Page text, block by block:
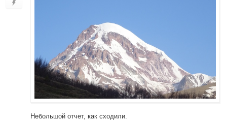
Небольшой отчет, как сходили.